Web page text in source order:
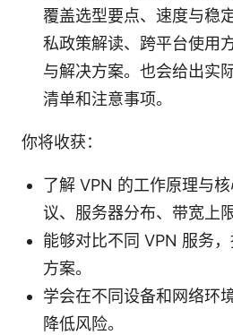
覆盖选型要点、速度与稳
私政策解读、跨平台使用
与解决方案。也会给出实
清单和注意事项。
你将收获：
了解 VPN 的工作原理与
议、服务器分布、带宽上
能够对比不同 VPN 服务
方案。
学会在不同设备和网络环
降低风险。